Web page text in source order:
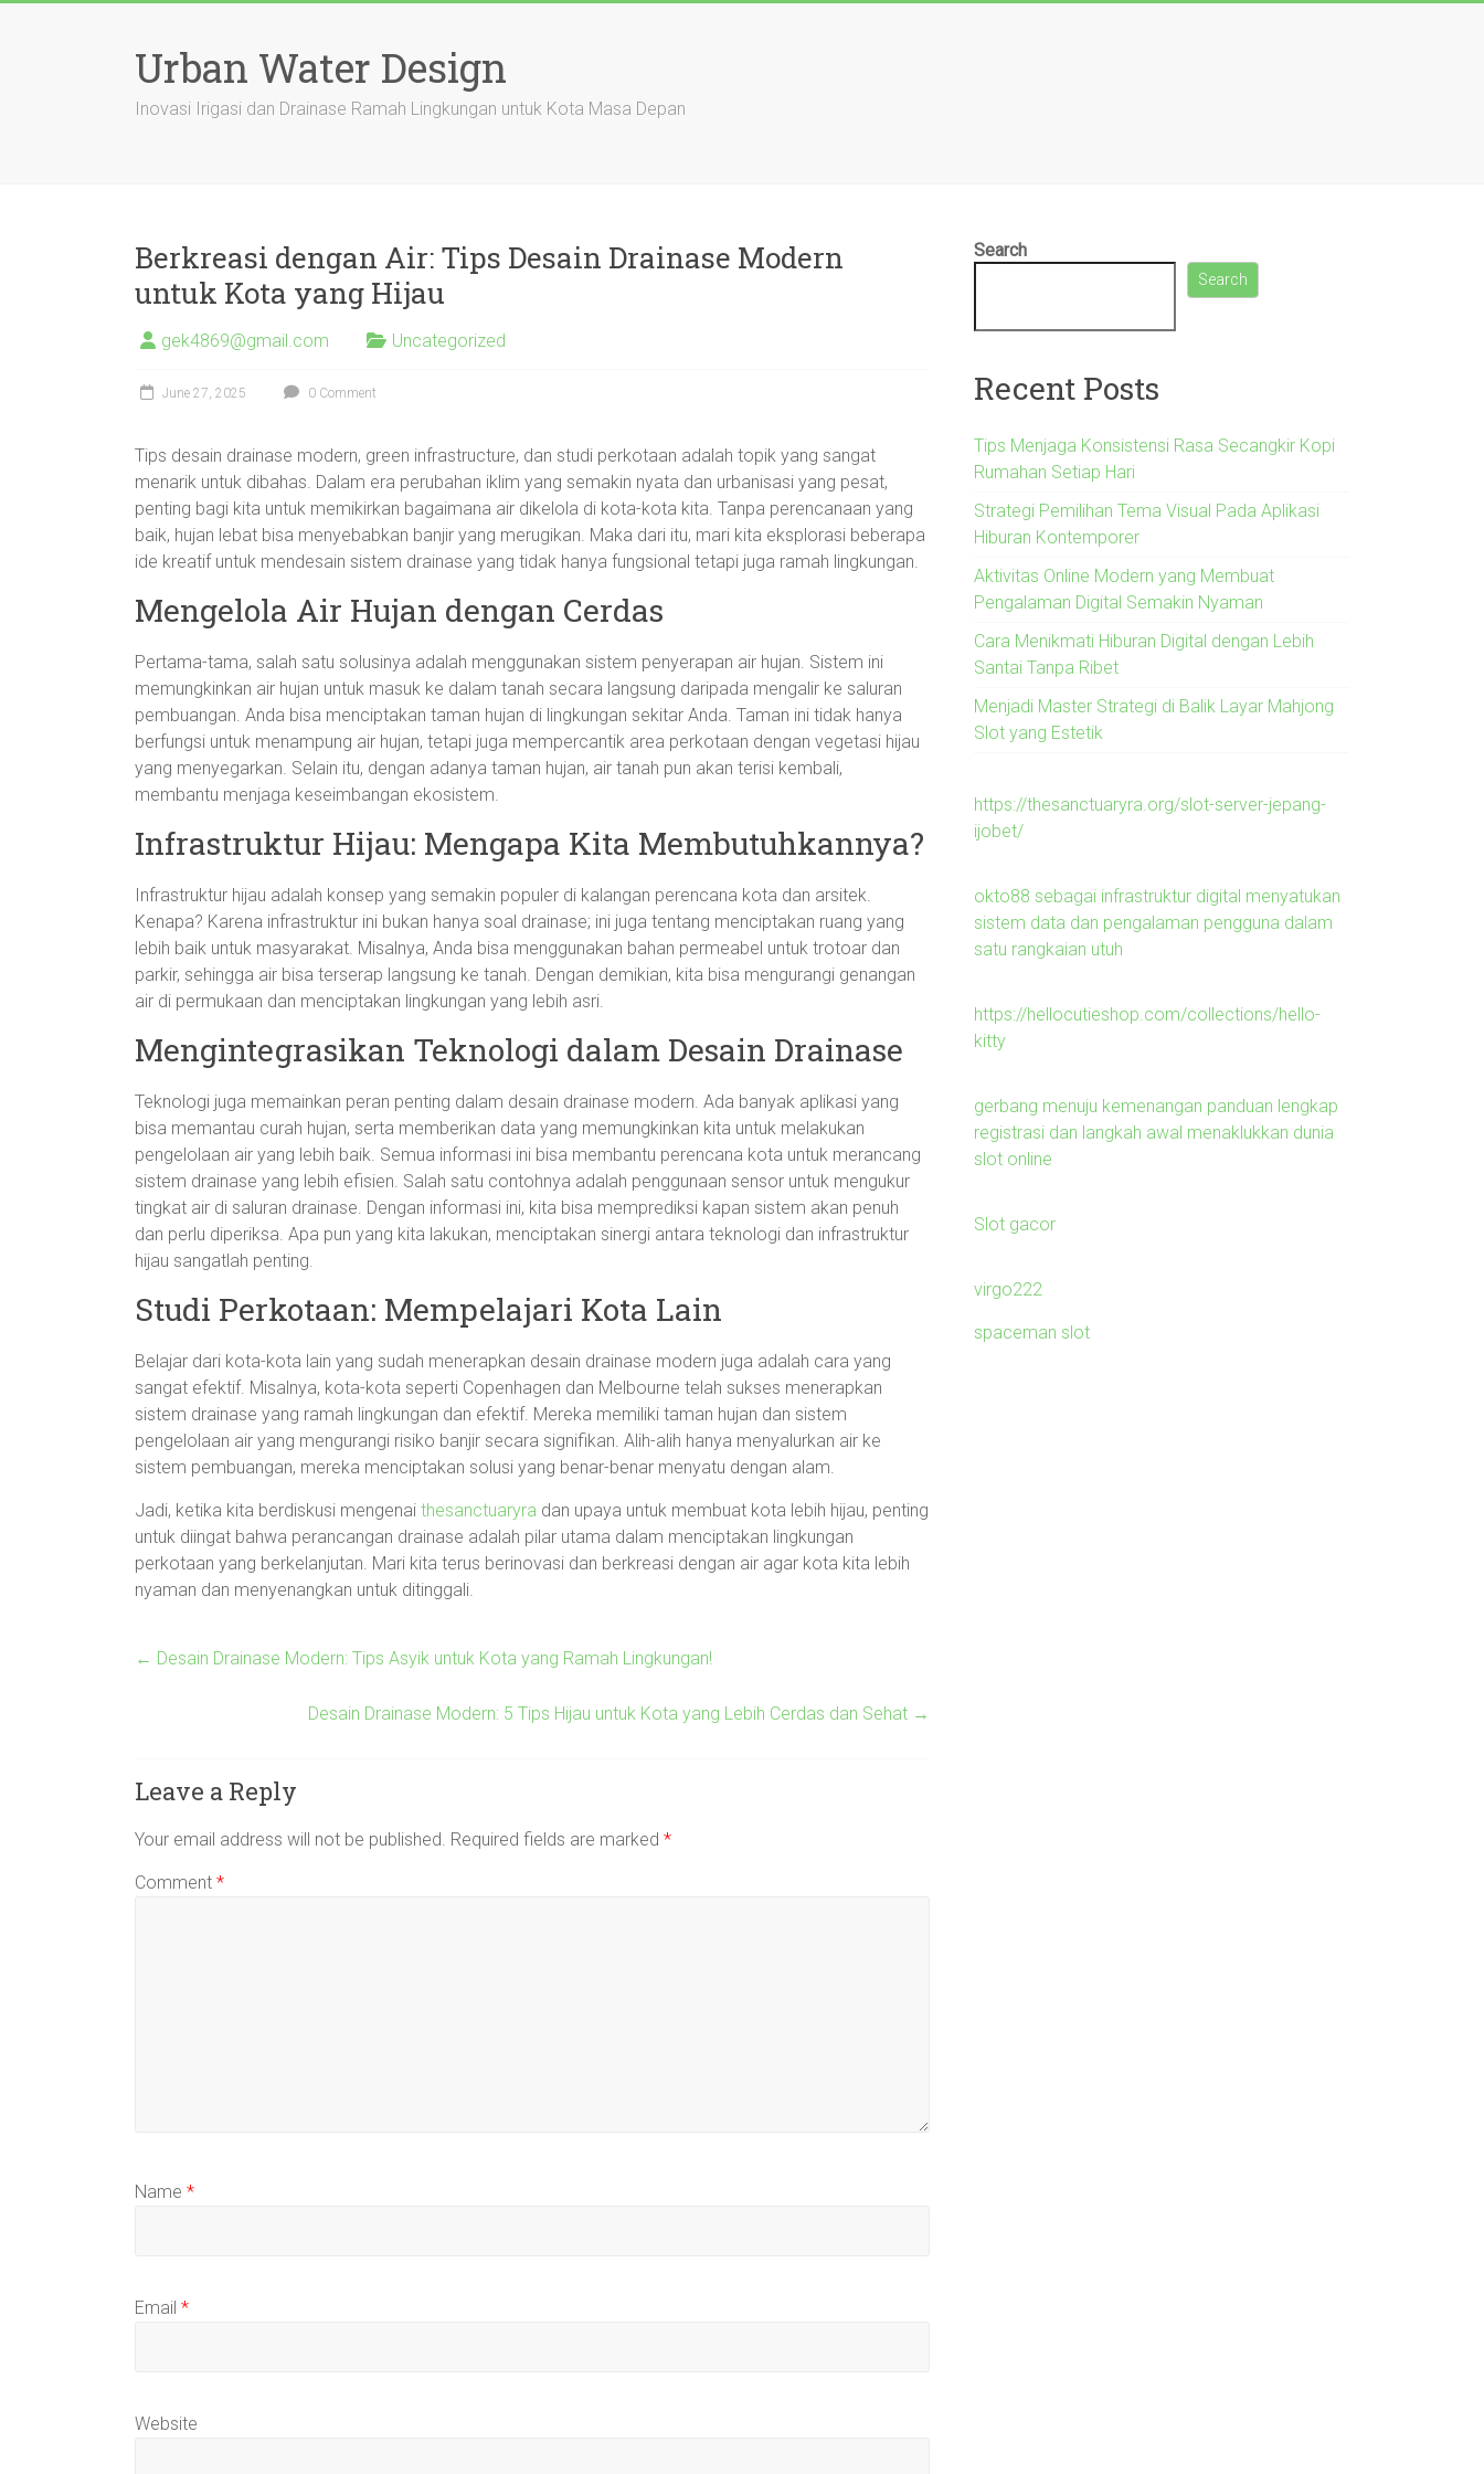
Urban Water Design
Inovasi Irigasi dan Drainase Ramah Lingkungan untuk Kota Masa Depan
Berkreasi dengan Air: Tips Desain Drainase Modern
untuk Kota yang Hijau
gek4869@gmail.com Uncategorized
June 27, 2025 0 Comment
Tips desain drainase modern, green infrastructure, dan studi perkotaan adalah topik yang sangat
menarik untuk dibahas. Dalam era perubahan iklim yang semakin nyata dan urbanisasi yang pesat,
penting bagi kita untuk memikirkan bagaimana air dikelola di kota-kota kita. Tanpa perencanaan yang
baik, hujan lebat bisa menyebabkan banjir yang merugikan. Maka dari itu, mari kita eksplorasi beberapa
ide kreatif untuk mendesain sistem drainase yang tidak hanya fungsional tetapi juga ramah lingkungan.
Mengelola Air Hujan dengan Cerdas
Pertama-tama, salah satu solusinya adalah menggunakan sistem penyerapan air hujan. Sistem ini
memungkinkan air hujan untuk masuk ke dalam tanah secara langsung daripada mengalir ke saluran
pembuangan. Anda bisa menciptakan taman hujan di lingkungan sekitar Anda. Taman ini tidak hanya
berfungsi untuk menampung air hujan, tetapi juga mempercantik area perkotaan dengan vegetasi hijau
yang menyegarkan. Selain itu, dengan adanya taman hujan, air tanah pun akan terisi kembali,
membantu menjaga keseimbangan ekosistem.
Infrastruktur Hijau: Mengapa Kita Membutuhkannya?
Infrastruktur hijau adalah konsep yang semakin populer di kalangan perencana kota dan arsitek.
Kenapa? Karena infrastruktur ini bukan hanya soal drainase; ini juga tentang menciptakan ruang yang
lebih baik untuk masyarakat. Misalnya, Anda bisa menggunakan bahan permeabel untuk trotoar dan
parkir, sehingga air bisa terserap langsung ke tanah. Dengan demikian, kita bisa mengurangi genangan
air di permukaan dan menciptakan lingkungan yang lebih asri.
Mengintegrasikan Teknologi dalam Desain Drainase
Teknologi juga memainkan peran penting dalam desain drainase modern. Ada banyak aplikasi yang
bisa memantau curah hujan, serta memberikan data yang memungkinkan kita untuk melakukan
pengelolaan air yang lebih baik. Semua informasi ini bisa membantu perencana kota untuk merancang
sistem drainase yang lebih efisien. Salah satu contohnya adalah penggunaan sensor untuk mengukur
tingkat air di saluran drainase. Dengan informasi ini, kita bisa memprediksi kapan sistem akan penuh
dan perlu diperiksa. Apa pun yang kita lakukan, menciptakan sinergi antara teknologi dan infrastruktur
hijau sangatlah penting.
Studi Perkotaan: Mempelajari Kota Lain
Belajar dari kota-kota lain yang sudah menerapkan desain drainase modern juga adalah cara yang
sangat efektif. Misalnya, kota-kota seperti Copenhagen dan Melbourne telah sukses menerapkan
sistem drainase yang ramah lingkungan dan efektif. Mereka memiliki taman hujan dan sistem
pengelolaan air yang mengurangi risiko banjir secara signifikan. Alih-alih hanya menyalurkan air ke
sistem pembuangan, mereka menciptakan solusi yang benar-benar menyatu dengan alam.
Jadi, ketika kita berdiskusi mengenai thesanctuaryra dan upaya untuk membuat kota lebih hijau, penting
untuk diingat bahwa perancangan drainase adalah pilar utama dalam menciptakan lingkungan
perkotaan yang berkelanjutan. Mari kita terus berinovasi dan berkreasi dengan air agar kota kita lebih
nyaman dan menyenangkan untuk ditinggali.
← Desain Drainase Modern: Tips Asyik untuk Kota yang Ramah Lingkungan!
Desain Drainase Modern: 5 Tips Hijau untuk Kota yang Lebih Cerdas dan Sehat →
Leave a Reply
Your email address will not be published. Required fields are marked *
Comment *
Name *
Email *
Website
Search
Search
Recent Posts
Tips Menjaga Konsistensi Rasa Secangkir Kopi
Rumahan Setiap Hari
Strategi Pemilihan Tema Visual Pada Aplikasi
Hiburan Kontemporer
Aktivitas Online Modern yang Membuat
Pengalaman Digital Semakin Nyaman
Cara Menikmati Hiburan Digital dengan Lebih
Santai Tanpa Ribet
Menjadi Master Strategi di Balik Layar Mahjong
Slot yang Estetik
https://thesanctuaryra.org/slot-server-jepang-
ijobet/
okto88 sebagai infrastruktur digital menyatukan
sistem data dan pengalaman pengguna dalam
satu rangkaian utuh
https://hellocutieshop.com/collections/hello-
kitty
gerbang menuju kemenangan panduan lengkap
registrasi dan langkah awal menaklukkan dunia
slot online
Slot gacor
virgo222
spaceman slot